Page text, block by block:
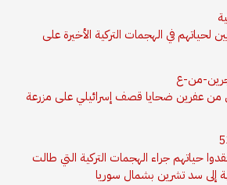
لحياتهم في الهجمات التركية الأخيرة على
من عفرين ضحايا قصف إسرائيلي على مزرعة
13 مدنياً فقدوا حياتهم جراء الهجمات التركية التي طالت
إلى سد تشرين بشمال سوريا